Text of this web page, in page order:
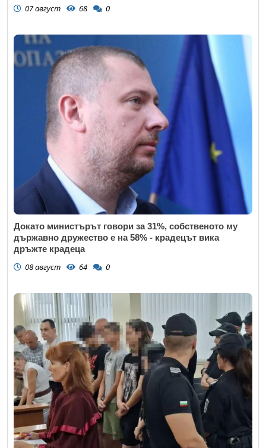
07 август 68 0
Докато министърът говори за 31%, собственото му
държавно дружество е на 58% - крадецът вика
дръжте крадеца
08 август 64 0